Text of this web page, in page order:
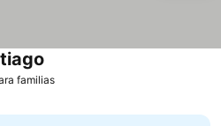
familiasVer precios